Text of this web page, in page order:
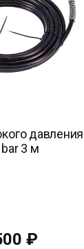
давления
3 м
₽